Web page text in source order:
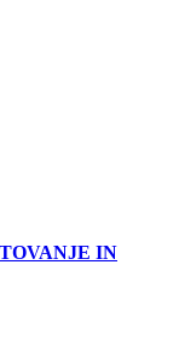
IN